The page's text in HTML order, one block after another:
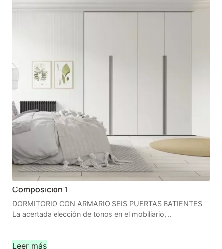
Composición 1
DORMITORIO CON ARMARIO SEIS PUERTAS BATIENTES
La acertada elección de tonos en el mobiliario,...
Leer más